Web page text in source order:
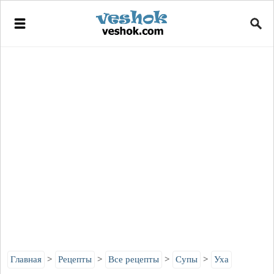
Главная Рецепты Все рецепты Супы Уха